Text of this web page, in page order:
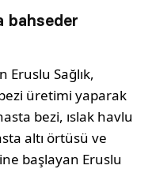
bahseder
Eruslu Sağlık,
üretimi yaparak
bezi, ıslak havlu
altı örtüsü ve
başlayan Eruslu